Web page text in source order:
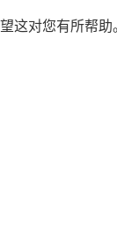
这对您有所帮助